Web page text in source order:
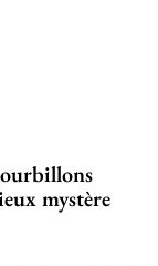
mystère